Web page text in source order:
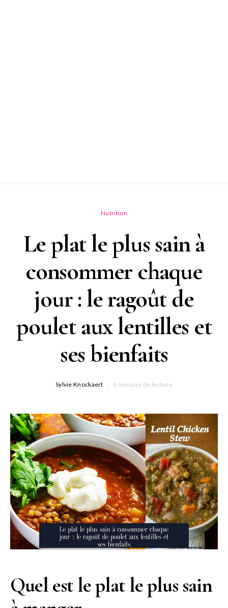
Nutrition
Le plat le plus sain à
consommer chaque
jour : le ragoût de
poulet aux lentilles et
ses bienfaits
Sylvie Knockaert 6 minutes de lecture
Quel est le plat le plus sain